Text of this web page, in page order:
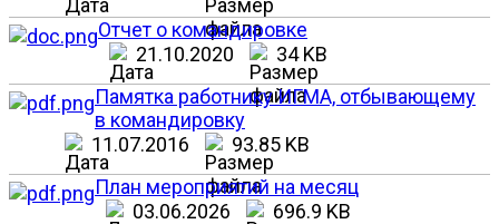
Отчет о командировке
21.10.2020
34 KB
Памятка работнику ИГМА, отбывающему
в командировку
11.07.2016
93.85 KB
План мероприятий на месяц
03.06.2026
696.9 KB